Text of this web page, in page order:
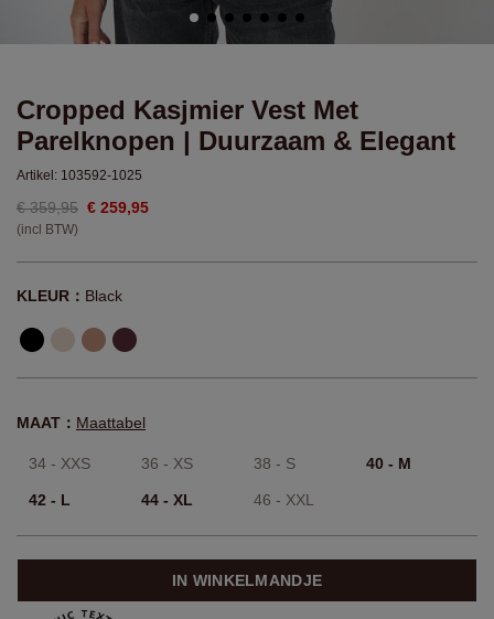
Cropped Kasjmier Vest Met
Parelknopen | Duurzaam & Elegant
Artikel: 103592-1025
€ 359,95 € 259,95
(incl BTW)
KLEUR： Black
MAAT： Maattabel
34 - XXS 36 - XS 38 - S 40 - M
42 - L 44 - XL 46 - XXL
IN WINKELMANDJE